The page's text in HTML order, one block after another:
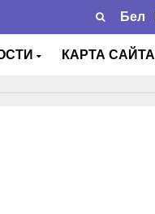
Бел
КАРТА САЙТА